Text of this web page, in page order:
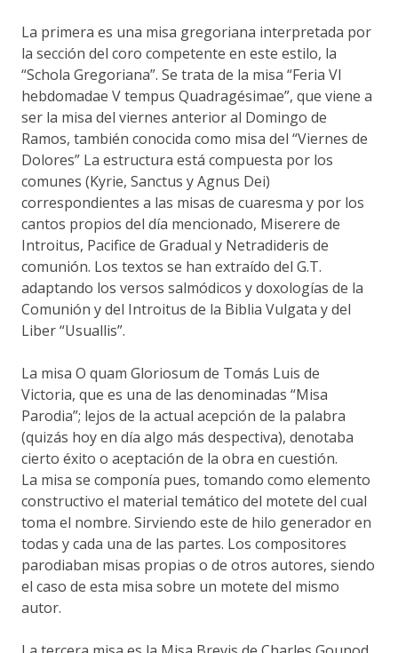
La primera es una misa gregoriana interpretada por
la sección del coro competente en este estilo, la
“Schola Gregoriana”. Se trata de la misa “Feria VI
hebdomadae V tempus Quadragésimae”, que viene a
ser la misa del viernes anterior al Domingo de
Ramos, también conocida como misa del “Viernes de
Dolores” La estructura está compuesta por los
comunes (Kyrie, Sanctus y Agnus Dei)
correspondientes a las misas de cuaresma y por los
cantos propios del día mencionado, Miserere de
Introitus, Pacifice de Gradual y Netradideris de
comunión. Los textos se han extraído del G.T.
adaptando los versos salmódicos y doxologías de la
Comunión y del Introitus de la Biblia Vulgata y del
Liber “Usuallis”.
La misa O quam Gloriosum de Tomás Luis de
Victoria, que es una de las denominadas “Misa
Parodia”; lejos de la actual acepción de la palabra
(quizás hoy en día algo más despectiva), denotaba
cierto éxito o aceptación de la obra en cuestión.
La misa se componía pues, tomando como elemento
constructivo el material temático del motete del cual
toma el nombre. Sirviendo este de hilo generador en
todas y cada una de las partes. Los compositores
parodiaban misas propias o de otros autores, siendo
el caso de esta misa sobre un motete del mismo
autor.